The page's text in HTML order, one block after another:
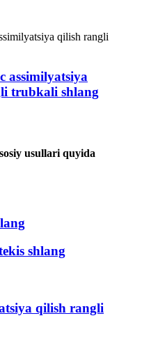
assimilyatsiya
trubkali shlang
usullari quyida
shlang
qilish rangli